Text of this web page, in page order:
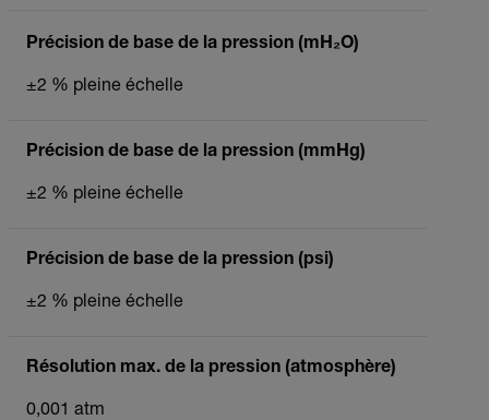
Précision de base de la pression (mH₂O)
±2 % pleine échelle
Précision de base de la pression (mmHg)
±2 % pleine échelle
Précision de base de la pression (psi)
±2 % pleine échelle
Résolution max. de la pression (atmosphère)
0,001 atm